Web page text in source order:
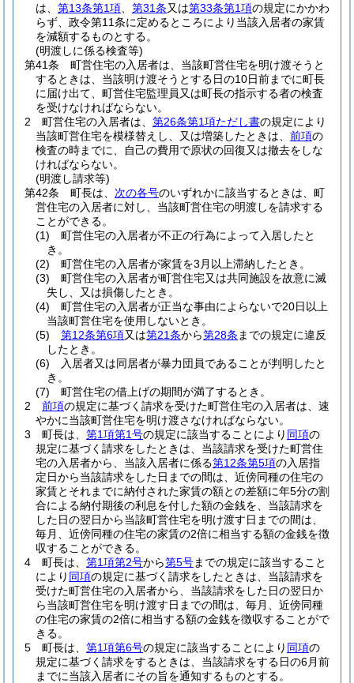
は、 第13条第1項 第31条又は第33条第1項の規定にかかわ
らず、政令第11条に定めるところにより当該入居者の家賃
を減額するものとする。
(明渡しに係る検査等)
第41条
町営住宅の入居者は、当該町営住宅を明け渡そうと
するときは、当該明け渡そうとする日の10日前までに町長
に届け出て、町営住宅監理員又は町長の指示する者の検査
を受けなければならない。
2
町営住宅の入居者は、 第26条第1項ただし書の規定により
当該町営住宅を模様替えし、又は増築したときは、 前項の
検査の時までに、自己の費用で原状の回復又は撤去をしな
ければならない。
(明渡し請求等)
第42条
町長は、 次の各号のいずれかに該当するときは、町
営住宅の入居者に対し、当該町営住宅の明渡しを請求する
ことができる。
(1)
町営住宅の入居者が不正の行為によって入居したと
き。
(2)
町営住宅の入居者が家賃を3月以上滞納したとき。
(3)
町営住宅の入居者が町営住宅又は共同施設を故意に滅
失し、又は損傷したとき。
(4)
町営住宅の入居者が正当な事由によらないで20日以上
当該町営住宅を使用しないとき。
(5)
第12条第6項又は第21条から第28条 までの規定に違反
したとき。
(6)
入居者又は同居者が暴力団員であることが判明したと
き。
(7)
町営住宅の借上げの期間が満了するとき。
2
前項の規定に基づく請求を受けた町営住宅の入居者は、速
やかに当該町営住宅を明け渡さなければならない。
3
町長は、 第1項第1号の規定に該当することにより 同項の
規定に基づく請求をしたときは、当該請求を受けた町営住
宅の入居者から、当該入居者に係る第12条第5項の入居指
定日から当該請求をした日までの間は、近傍同種の住宅の
家賃とそれまでに納付された家賃の額との差額に年5分の割
合による納付期後の利息を付した額の金銭を、当該請求を
した日の翌日から当該町営住宅を明け渡す日までの間は、
毎月、近傍同種の住宅の家賃の2倍に相当する額の金銭を徴
収することができる。
4
町長は、 第1項第2号から第5号までの規定に該当すること
により 同項の規定に基づく請求をしたときは、当該請求を
受けた町営住宅の入居者から、当該請求をした日の翌日か
ら当該町営住宅を明け渡す日までの間は、毎月、近傍同種
の住宅の家賃の2倍に相当する額の金銭を徴収することがで
きる。
5
町長は、 第1項第6号の規定に該当することにより 同項の
規定に基づく請求をするときは、当該請求をする日の6月前
までに当該入居者にその旨を通知するものとする。